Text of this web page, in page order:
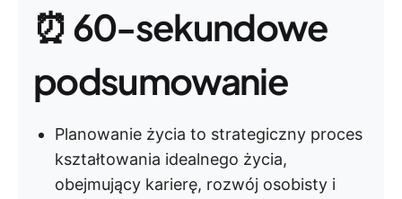
⏰ 60-sekundowe
podsumowanie
Planowanie życia to strategiczny proces
kształtowania idealnego życia,
obejmujący karierę, rozwój osobisty i